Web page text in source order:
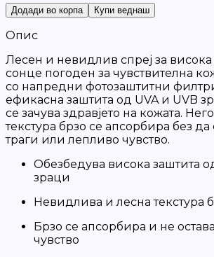
Додади во корпа Купи веднаш
Опис
Лесен и невидлив спреј за висока
сонце погоден за чувствителна
со напредни фотозаштитни
ефикасна заштита од UVA и UVB
се зачува здравјето на кожата.
текстура брзо се апсорбира без да
траги или лепливо чувство.
Обезбедува висока заштита
зраци
Невидлива и лесна текстура
Брзо се апсорбира и не
чувство